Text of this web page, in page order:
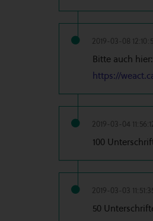
2019-03-08
Bitte auch hier:
https://
2019-03-04
100
2019-03-03
50